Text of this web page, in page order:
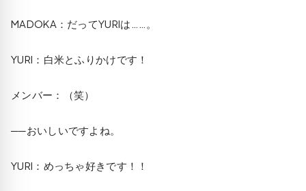
MADOKA ：だってYURIは……。
YURI ：白米とふりかけです！
メンバー：（笑）
──おいしいですよね。
YURI ：めっちゃ好きです！！